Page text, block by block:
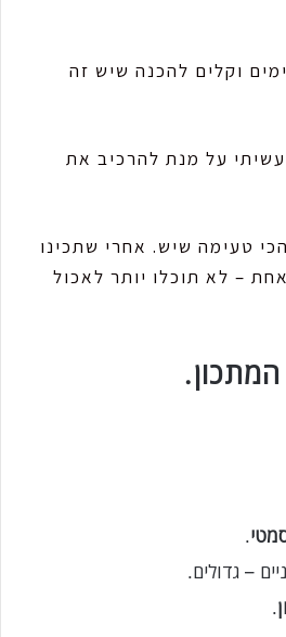
וקלים להכנה שיש זה
על מנת להרכיב את
טעימה שיש. אחרי שתכינו
– לא תוכלו יותר לאכול
.
– גדולים.
.